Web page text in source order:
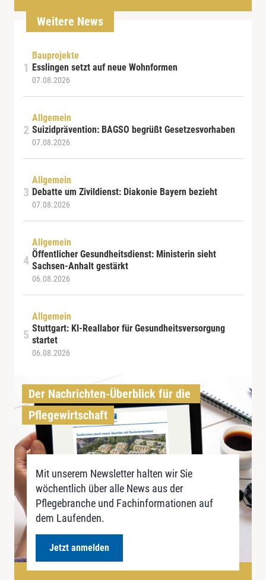
Weitere News
Bauprojekte
Esslingen setzt auf neue Wohnformen
07.08.2026
Allgemein
Suizidprävention: BAGSO begrüßt Gesetzesvorhaben
07.08.2026
Allgemein
Debatte um Zivildienst: Diakonie Bayern bezieht
07.08.2026
Allgemein
Öffentlicher Gesundheitsdienst: Ministerin sieht
Sachsen-Anhalt gestärkt
06.08.2026
Allgemein
Stuttgart: KI-Reallabor für Gesundheitsversorgung
startet
06.08.2026
Der Nachrichten-Überblick für die
Pflegewirtschaft
Mit unserem Newsletter halten wir Sie
wöchentlich über alle News aus der
Pflegebranche und Fachinformationen auf
dem Laufenden.
Jetzt anmelden